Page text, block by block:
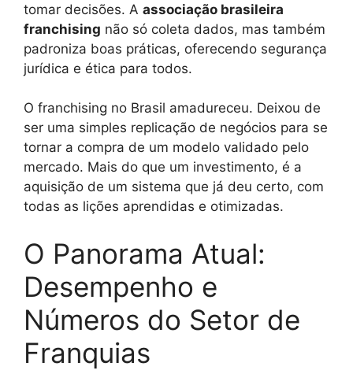
tomar decisões. A associação brasileira
franchising não só coleta dados, mas também
padroniza boas práticas, oferecendo segurança
jurídica e ética para todos.
O franchising no Brasil amadureceu. Deixou de
ser uma simples replicação de negócios para se
tornar a compra de um modelo validado pelo
mercado. Mais do que um investimento, é a
aquisição de um sistema que já deu certo, com
todas as lições aprendidas e otimizadas.
O Panorama Atual:
Desempenho e
Números do Setor de
Franquias